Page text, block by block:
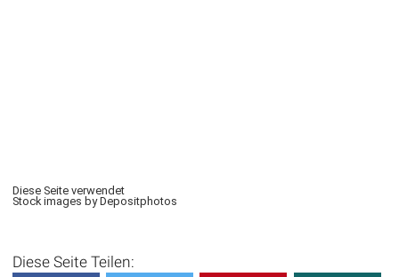
Diese Seite verwendet
Stock images by Depositphotos
Diese Seite Teilen: